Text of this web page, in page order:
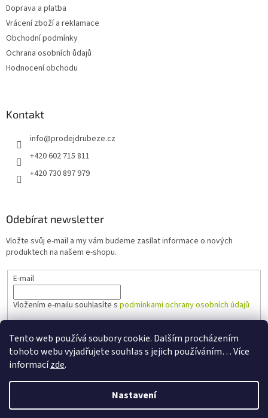
Tento web používá soubory cookie. Dalším procházením
tohoto webu vyjadřujete souhlas s jejich používáním… Více
informacízde.
Nastavení
Doprava a platba
Vrácení zboží a reklamace
Obchodní podmínky
Ochrana osobních ůdajů
Hodnocení obchodu
Kontakt
info@prodejdrubeze.cz
+420 602 715 811
+420 730 897 979
Odebírat newsletter
Vložte svůj e-mail a my vám budeme zasílat informace o nových
produktech na našem e-shopu.
E-mail
Vložením e-mailu souhlasíte s podmínkami ochrany osobních údajů
PŘIHLÁSIT SE
Vytvořil Shoptet